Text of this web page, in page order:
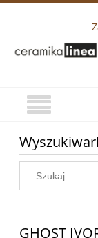
GHOST